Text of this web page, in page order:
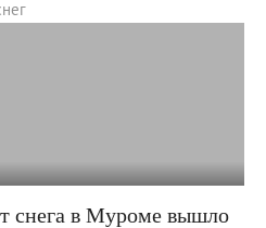
снега в Муроме вышло